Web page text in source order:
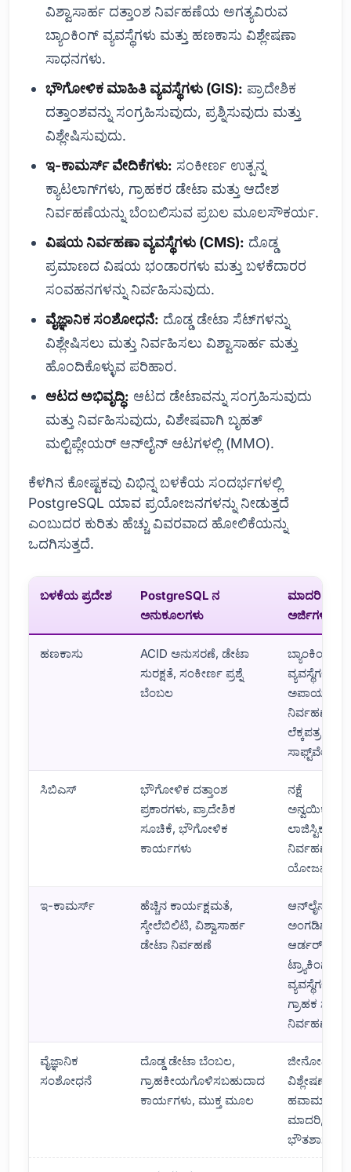
ವಿಶ್ವಾಸಾರ್ಹ ದತ್ತಾಂಶ ನಿರ್ವಹಣೆಯ ಅಗತ್ಯವಿರುವ
ಬ್ಯಾಂಕಿಂಗ್ ವ್ಯವಸ್ಥೆಗಳು ಮತ್ತು ಹಣಕಾಸು ವಿಶ್ಲೇಷಣಾ
ಸಾಧನಗಳು.
ಭೌಗೋಳಿಕ ಮಾಹಿತಿ ವ್ಯವಸ್ಥೆಗಳು (GIS): ಪ್ರಾದೇಶಿಕ
ದತ್ತಾಂಶವನ್ನು ಸಂಗ್ರಹಿಸುವುದು, ಪ್ರಶ್ನಿಸುವುದು ಮತ್ತು
ವಿಶ್ಲೇಷಿಸುವುದು.
ಇ-ಕಾಮರ್ಸ್ ವೇದಿಕೆಗಳು: ಸಂಕೀರ್ಣ ಉತ್ಪನ್ನ
ಕ್ಯಾಟಲಾಗ್‌ಗಳು, ಗ್ರಾಹಕರ ಡೇಟಾ ಮತ್ತು ಆದೇಶ
ನಿರ್ವಹಣೆಯನ್ನು ಬೆಂಬಲಿಸುವ ಪ್ರಬಲ ಮೂಲಸೌಕರ್ಯ.
ವಿಷಯ ನಿರ್ವಹಣಾ ವ್ಯವಸ್ಥೆಗಳು (CMS): ದೊಡ್ಡ
ಪ್ರಮಾಣದ ವಿಷಯ ಭಂಡಾರಗಳು ಮತ್ತು ಬಳಕೆದಾರರ
ಸಂವಹನಗಳನ್ನು ನಿರ್ವಹಿಸುವುದು.
ವೈಜ್ಞಾನಿಕ ಸಂಶೋಧನೆ: ದೊಡ್ಡ ಡೇಟಾ ಸೆಟ್‌ಗಳನ್ನು
ವಿಶ್ಲೇಷಿಸಲು ಮತ್ತು ನಿರ್ವಹಿಸಲು ವಿಶ್ವಾಸಾರ್ಹ ಮತ್ತು
ಹೊಂದಿಕೊಳ್ಳುವ ಪರಿಹಾರ.
ಆಟದ ಅಭಿವೃದ್ಧಿ: ಆಟದ ಡೇಟಾವನ್ನು ಸಂಗ್ರಹಿಸುವುದು
ಮತ್ತು ನಿರ್ವಹಿಸುವುದು, ವಿಶೇಷವಾಗಿ ಬೃಹತ್
ಮಲ್ಟಿಪ್ಲೇಯರ್ ಆನ್‌ಲೈನ್ ಆಟಗಳಲ್ಲಿ (MMO).
ಕೆಳಗಿನ ಕೋಷ್ಟಕವು ವಿಭಿನ್ನ ಬಳಕೆಯ ಸಂದರ್ಭಗಳಲ್ಲಿ
PostgreSQL ಯಾವ ಪ್ರಯೋಜನಗಳನ್ನು ನೀಡುತ್ತದೆ
ಎಂಬುದರ ಕುರಿತು ಹೆಚ್ಚು ವಿವರವಾದ ಹೋಲಿಕೆಯನ್ನು
ಒದಗಿಸುತ್ತದೆ.
ಬಳಕೆಯ ಪ್ರದೇಶ
PostgreSQL ನ
ಅನುಕೂಲಗಳು
ಮಾದರಿ
ಅರ್ಜಿಗಳು
ಹಣಕಾಸು
ACID ಅನುಸರಣೆ, ಡೇಟಾ
ಸುರಕ್ಷತೆ, ಸಂಕೀರ್ಣ ಪ್ರಶ್ನೆ
ಬೆಂಬಲ
ಬ್ಯಾಂಕಿಂಗ್
ವ್ಯವಸ್ಥೆಗಳು,
ಅಪಾಯ
ನಿರ್ವಹಣೆ,
ಲೆಕ್ಕಪತ್ರ
ಸಾಫ್ಟ್‌ವೇರ್
ಸಿಬಿಎಸ್
ಭೌಗೋಳಿಕ ದತ್ತಾಂಶ
ಪ್ರಕಾರಗಳು, ಪ್ರಾದೇಶಿಕ
ಸೂಚಿಕೆ, ಭೌಗೋಳಿಕ
ಕಾರ್ಯಗಳು
ನಕ್ಷೆ
ಅನ್ವಯಿಕೆಗಳು,
ಲಾಜಿಸ್ಟಿಕ್ಸ್
ನಿರ್ವಹಣೆ,
ಯೋಜನೆ
ಇ-ಕಾಮರ್ಸ್
ಹೆಚ್ಚಿನ ಕಾರ್ಯಕ್ಷಮತೆ,
ಸ್ಕೇಲೆಬಿಲಿಟಿ, ವಿಶ್ವಾಸಾರ್ಹ
ಡೇಟಾ ನಿರ್ವಹಣೆ
ಆನ್‌ಲೈನ್
ಅಂಗಡಿಗಳು,
ಆರ್ಡರ್
ಟ್ರ್ಯಾಕಿಂಗ್
ವ್ಯವಸ್ಥೆಗಳು,
ಗ್ರಾಹಕ
ನಿರ್ವಹಣೆ
ವೈಜ್ಞಾನಿಕ
ಸಂಶೋಧನೆ
ದೊಡ್ಡ ಡೇಟಾ ಬೆಂಬಲ,
ಗ್ರಾಹಕೀಯಗೊಳಿಸಬಹುದಾದ
ಕಾರ್ಯಗಳು, ಮುಕ್ತ ಮೂಲ
ಜೀನೋಮಿಕ್
ವಿಶ್ಲೇಷಣೆ,
ಹವಾಮಾನ
ಮಾದರಿ, ಕಣ
ಭೌತಶಾಸ್ತ್ರ